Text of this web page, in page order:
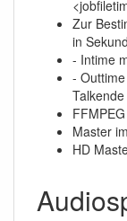
Zur
in
- Intime
-
Master
HD